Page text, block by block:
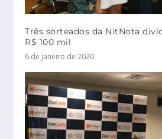
Três sorteados da NitNota
R$ 100 mil
6 de janeiro de 2020